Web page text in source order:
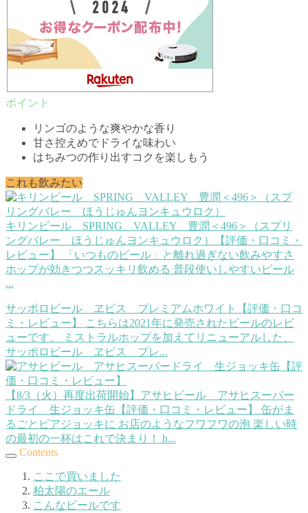
リンゴのような爽やかな香り
甘さ控えめでドライな味わい
はちみつの作り出すコクを楽しもう
これも飲みたい
キリンビール SPRING VALLEY 豊潤＜496＞（スプリ
ングバレー ほうじゅんヨンキュウロク）【評価・口コミ・
レビュー】
「いつものビール」と離れ過ぎない飲みやすさ
ホップが効きつつスッキリ飲める 普段使いしやすいビール
...
サッポロビール ヱビス プレミアムホワイト【評価・口コ
ミ・レビュー】
こちらは2021年に発売されたビールのレビ
ューです。 ミストラルホップを加えてリニューアルした、
サッポロビール ヱビス プレ...
【8/3（火）再度出荷開始】アサヒビール アサヒスーパー
ドライ 生ジョッキ缶【評価・口コミ・レビュー】
缶がま
るごとビアジョッキに お店のようなフワフワの泡 楽しい時
の最初の一杯はこれで決まり！ h...
Contents
ここで買いました
柏太陽のエール
こんなビールです